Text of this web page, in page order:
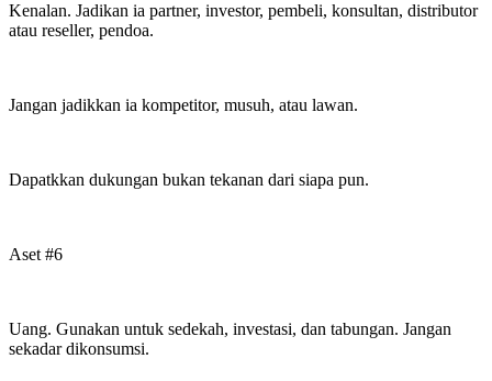
Kenalan. Jadikan ia partner, investor, pembeli, konsultan, distributor
atau reseller, pendoa.
Jangan jadikkan ia kompetitor, musuh, atau lawan.
Dapatkkan dukungan bukan tekanan dari siapa pun.
Aset #6
Uang. Gunakan untuk sedekah, investasi, dan tabungan. Jangan
sekadar dikonsumsi.